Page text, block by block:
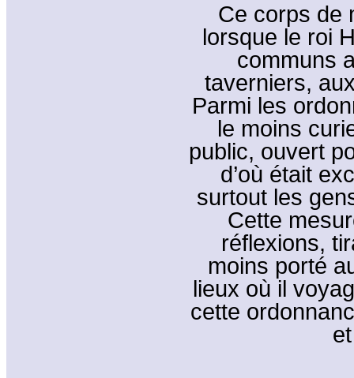
Ce corps de
lorsque le roi
communs
taverniers,
Parmi les
le moins
public, ouvert
d’où était
surtout les
Cette
réflexions,
moins porté
lieux où il
cette